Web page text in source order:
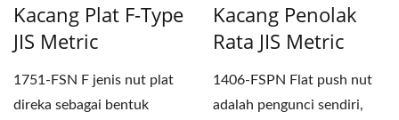
Kacang Plat F-Type
JIS Metric
1751-FSN F jenis nut plat
direka sebagai bentuk
Kacang Penolak
Rata JIS Metric
1406-FSPN Flat push nut
adalah pengunci sendiri,